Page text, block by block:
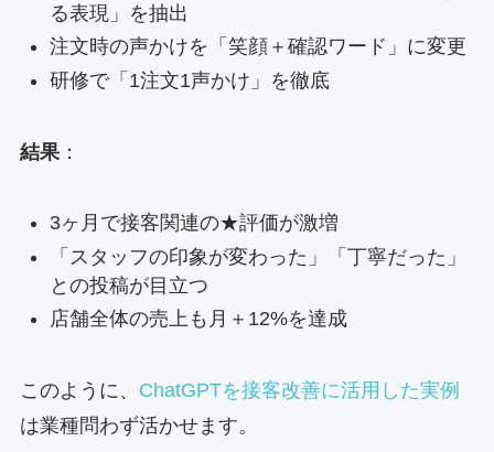
る表現」を抽出
注文時の声かけを「笑顔＋確認ワード」に変更
研修で「1注文1声かけ」を徹底
結果：
3ヶ月で接客関連の★評価が激増
「スタッフの印象が変わった」「丁寧だった」
との投稿が目立つ
店舗全体の売上も月＋12%を達成
このように、 ChatGPTを接客改善に活用した実例
は業種問わず活かせます。